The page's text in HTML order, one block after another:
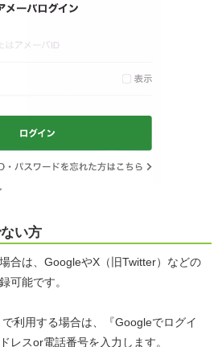
い方
合は、GoogleやX（旧Twitter）などの
可能です。
利用する場合は、『Googleでログイ
レスor電話番号を入力します。